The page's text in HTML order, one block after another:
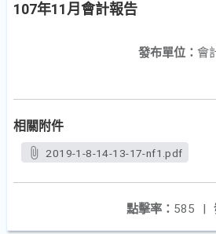
107年11月會計報告
發布單位： 會
相關附件
2019-1-8-14-13-17-nf1.pdf
點擊率： 585 |